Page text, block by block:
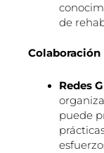
de
Redes
puede